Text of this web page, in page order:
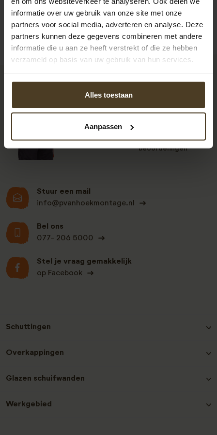
informatie over uw gebruik van onze site met onze
partners voor social media, adverteren en analyse. Deze
partners kunnen deze gegevens combineren met andere
informatie die u aan ze heeft verstrekt of die ze hebben
verzameld op basis van uw gebruik van hun services.
Alles toestaan
Aanpassen
Stuur een mail
info@pvanhoekmontage.nl
Bel ons
077- 206 5000
Stel je vraag gemakkelijk
op Facebook
Klanten beoordelen
ons een: 9 uit de 930
beoordelingen
Schuttingen
Hout-beton schutting Nobifix
Hout-beton schutting Grenen Zwart
Hout-beton schutting Redwood
Overkappingen
Glazen schuifwanden
Werkgebied